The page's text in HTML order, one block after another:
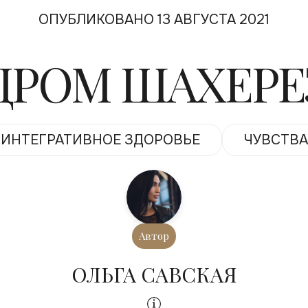
ОПУБЛИКОВАНО 13 АВГУСТА 2021
ИНТЕГРАТИВНОЕ ЗДОРОВЬЕ ЧУВСТВА
Автор
ОЛЬГА САВСКАЯ